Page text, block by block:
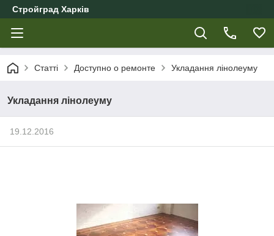
Стройград Харків
Статті Доступно о ремонте Укладання лінолеуму
Укладання лінолеуму
19.12.2016